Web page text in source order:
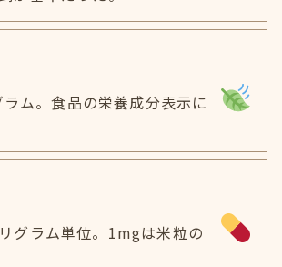
ム。食品の栄養成分表示に
グラム単位。1mgは米粒の